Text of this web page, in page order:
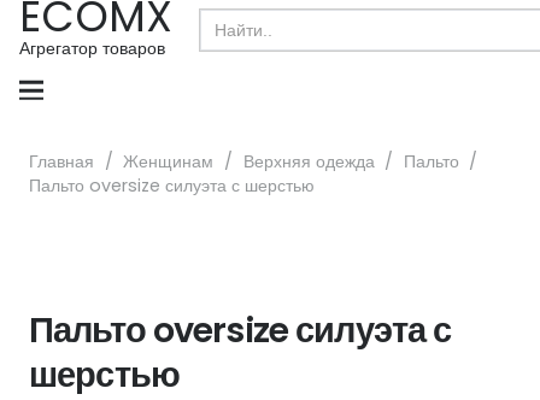
ECOMX
Агрегатор товаров
Search
for:
Главная / Женщинам / Верхняя одежда / Пальто /
Пальто oversize силуэта с шерстью
Пальто oversize силуэта с
шерстью